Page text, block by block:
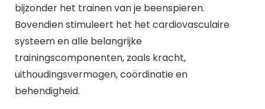
bijzonder het trainen van je beenspieren.
Bovendien stimuleert het het cardiovasculaire
systeem en alle belangrijke
trainingscomponenten, zoals kracht,
uithoudingsvermogen, coördinatie en
behendigheid.